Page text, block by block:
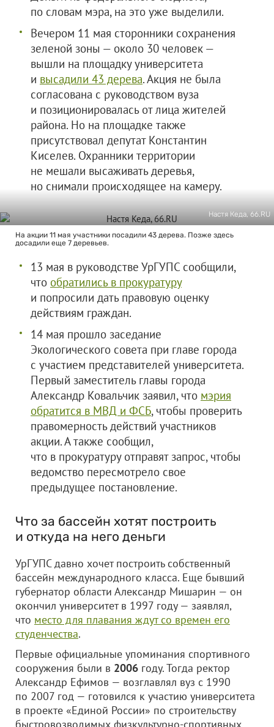
по словам мэра, на это уже выделили.
Вечером 11 мая сторонники сохранения
зеленой зоны — около 30 человек —
вышли на площадку университета
и высадили 43 дерева. Акция не была
согласована с руководством вуза
и позиционировалась от лица жителей
района. Но на площадке также
присутствовал депутат Константин
Киселев. Охранники территории
не мешали высаживать деревья,
но снимали происходящее на камеру.
Настя Кеда, 66.RU
На акции 11 мая участники посадили 43 дерева. Позже здесь
досадили еще 7 деревьев.
13 мая в руководстве УрГУПС сообщили,
что обратились в прокуратуру
и попросили дать правовую оценку
действиям граждан.
14 мая прошло заседание
Экологического совета при главе города
с участием представителей университета.
Первый заместитель главы города
Александр Ковальчик заявил, что мэрия
обратится в МВД и ФСБ, чтобы проверить
правомерность действий участников
акции. А также сообщил,
что в прокуратуру отправят запрос, чтобы
ведомство пересмотрело свое
предыдущее постановление.
Что за бассейн хотят построить
и откуда на него деньги
УрГУПС давно хочет построить собственный
бассейн международного класса. Еще бывший
губернатор области Александр Мишарин — он
окончил университет в 1997 году — заявлял,
что место для плавания ждут со времен его
студенчества.
Первые официальные упоминания спортивного
сооружения были в 2006 году. Тогда ректор
Александр Ефимов — возглавлял вуз с 1990
по 2007 год — готовился к участию университета
в проекте «Единой России» по строительству